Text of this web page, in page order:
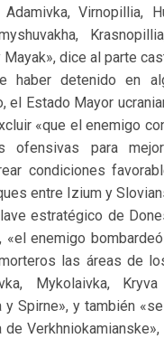
Adamivka, Virnopillia,
Mayak», dice al parte
haber detenido en
el Estado Mayor
«que el enemigo
ofensivas para
condiciones
entre Izium y
estratégico de
«el enemigo
las áreas de
Mykolaivka,
y Spirne», y también
de